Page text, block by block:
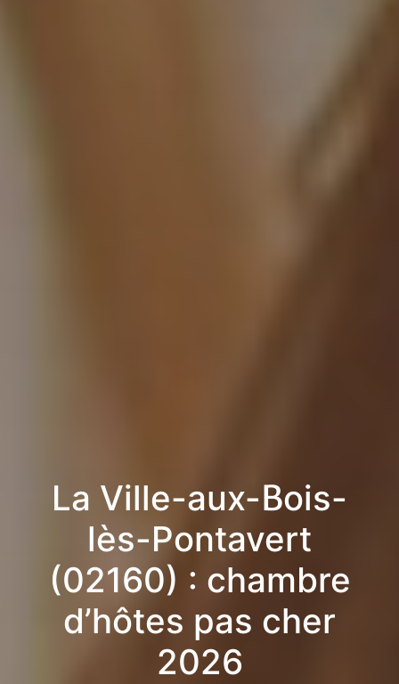
La Ville-aux-Bois-
lès-Pontavert
(02160) : chambre
d’hôtes pas cher
2026